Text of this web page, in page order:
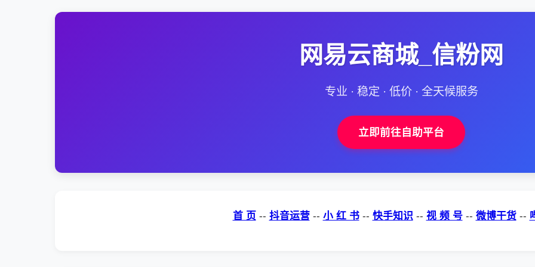
网易云商城_信粉网
专业 · 稳定 · 低价 · 全天候服务
立即前往自助平台
首 页 -- 抖音运营-- 小 红 书-- 快手知识 -- 视 频 号-- 微博干货--